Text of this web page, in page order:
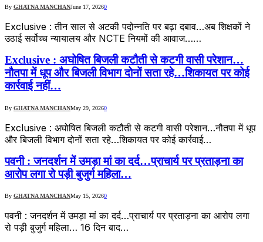
By GHATNA MANCHANJune 17, 20260
Exclusive : तीन साल से अटकी पदोन्नति पर बढ़ा दबाव…अब शिक्षकों ने
उठाई सर्वोच्च न्यायालय और NCTE नियमों की आवाज……
Exclusive : अघोषित बिजली कटौती से कटगी वासी परेशान…
नौतपा में धूप और बिजली विभाग दोनों सता रहे…शिकायत पर कोई
कार्रवाई नहीं…
By GHATNA MANCHANMay 29, 20260
Exclusive : अघोषित बिजली कटौती से कटगी वासी परेशान…नौतपा में धूप
और बिजली विभाग दोनों सता रहे…शिकायत पर कोई कार्रवाई…
पवनी : जनदर्शन में उमड़ा मां का दर्द…प्राचार्य पर प्रताड़ना का
आरोप लगा रो पड़ी बुजुर्ग महिला…
By GHATNA MANCHANMay 15, 20260
पवनी : जनदर्शन में उमड़ा मां का दर्द…प्राचार्य पर प्रताड़ना का आरोप लगा
रो पड़ी बुजुर्ग महिला… 16 दिन बाद…